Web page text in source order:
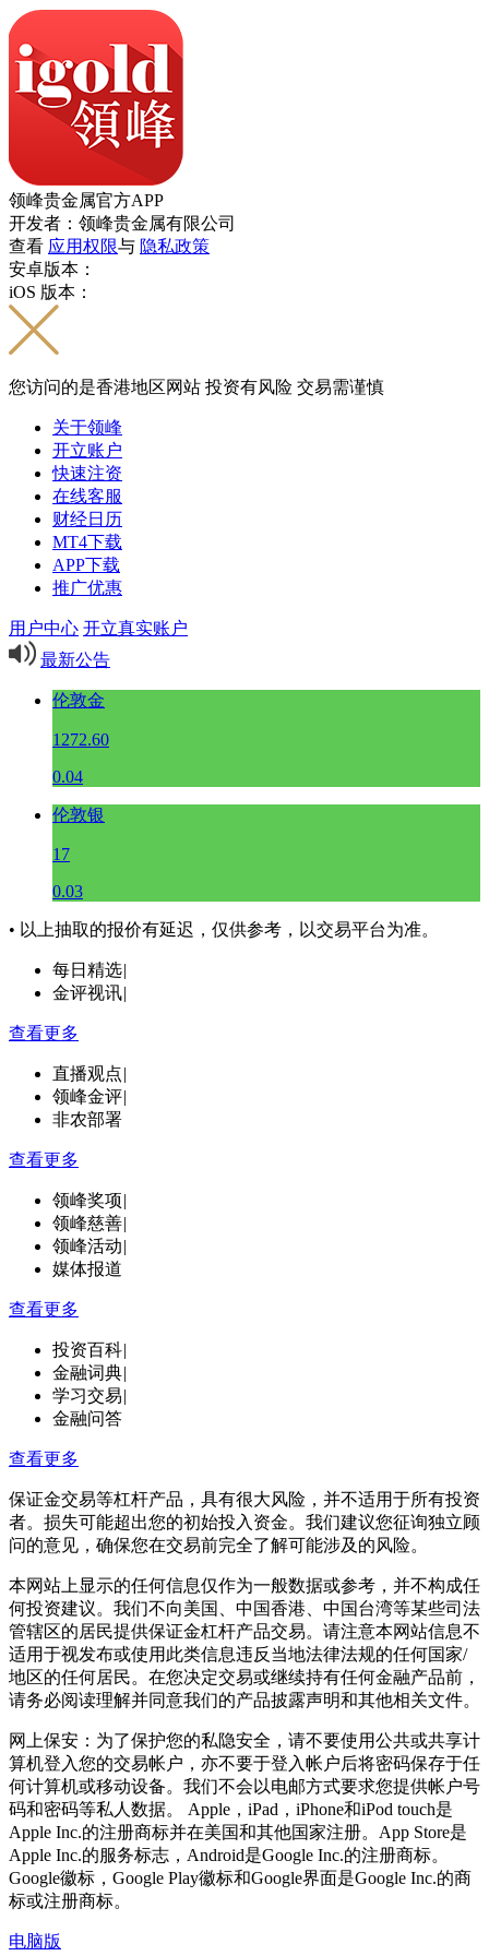
领峰贵金属官方APP
开发者：领峰贵金属有限公司
查看 应用权限与 隐私政策
安卓版本：
iOS 版本：
您访问的是香港地区网站 投资有风险 交易需谨慎
关于领峰
开立账户
快速注资
在线客服
财经日历
MT4下载
APP下载
推广优惠
用户中心 开立真实账户
最新公告
伦敦金
1272.60
0.04
伦敦银
17
0.03
• 以上抽取的报价有延迟，仅供参考，以交易平台为准。
每日精选|
金评视讯|
查看更多
直播观点|
领峰金评|
非农部署
查看更多
领峰奖项|
领峰慈善|
领峰活动|
媒体报道
查看更多
投资百科|
金融词典|
学习交易|
金融问答
查看更多
保证金交易等杠杆产品，具有很大风险，并不适用于所有投资
者。损失可能超出您的初始投入资金。我们建议您征询独立顾
问的意见，确保您在交易前完全了解可能涉及的风险。
本网站上显示的任何信息仅作为一般数据或参考，并不构成任
何投资建议。我们不向美国、中国香港、中国台湾等某些司法
管辖区的居民提供保证金杠杆产品交易。请注意本网站信息不
适用于视发布或使用此类信息违反当地法律法规的任何国家/
地区的任何居民。在您决定交易或继续持有任何金融产品前，
请务必阅读理解并同意我们的产品披露声明和其他相关文件。
网上保安：为了保护您的私隐安全，请不要使用公共或共享计
算机登入您的交易帐户，亦不要于登入帐户后将密码保存于任
何计算机或移动设备。我们不会以电邮方式要求您提供帐户号
码和密码等私人数据。 Apple，iPad，iPhone和iPod touch是
Apple Inc.的注册商标并在美国和其他国家注册。App Store是
Apple Inc.的服务标志，Android是Google Inc.的注册商标。
Google徽标，Google Play徽标和Google界面是Google Inc.的商
标或注册商标。
电脑版